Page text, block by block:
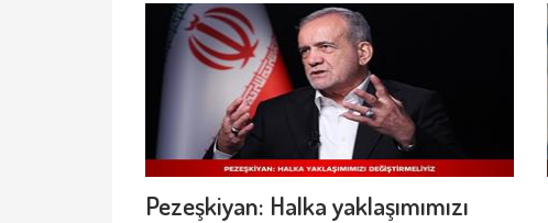
Pezeşkiyan: Halka yaklaşımımızı